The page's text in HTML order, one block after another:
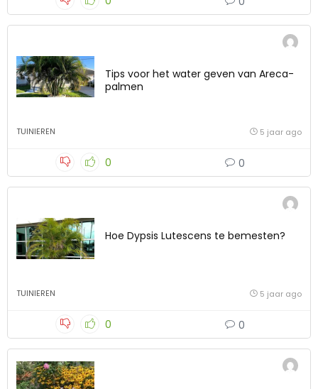
Tips voor het water geven van Areca-
palmen
TUINIEREN 5 jaar ago
0 0
Hoe Dypsis Lutescens te bemesten?
TUINIEREN 5 jaar ago
0 0